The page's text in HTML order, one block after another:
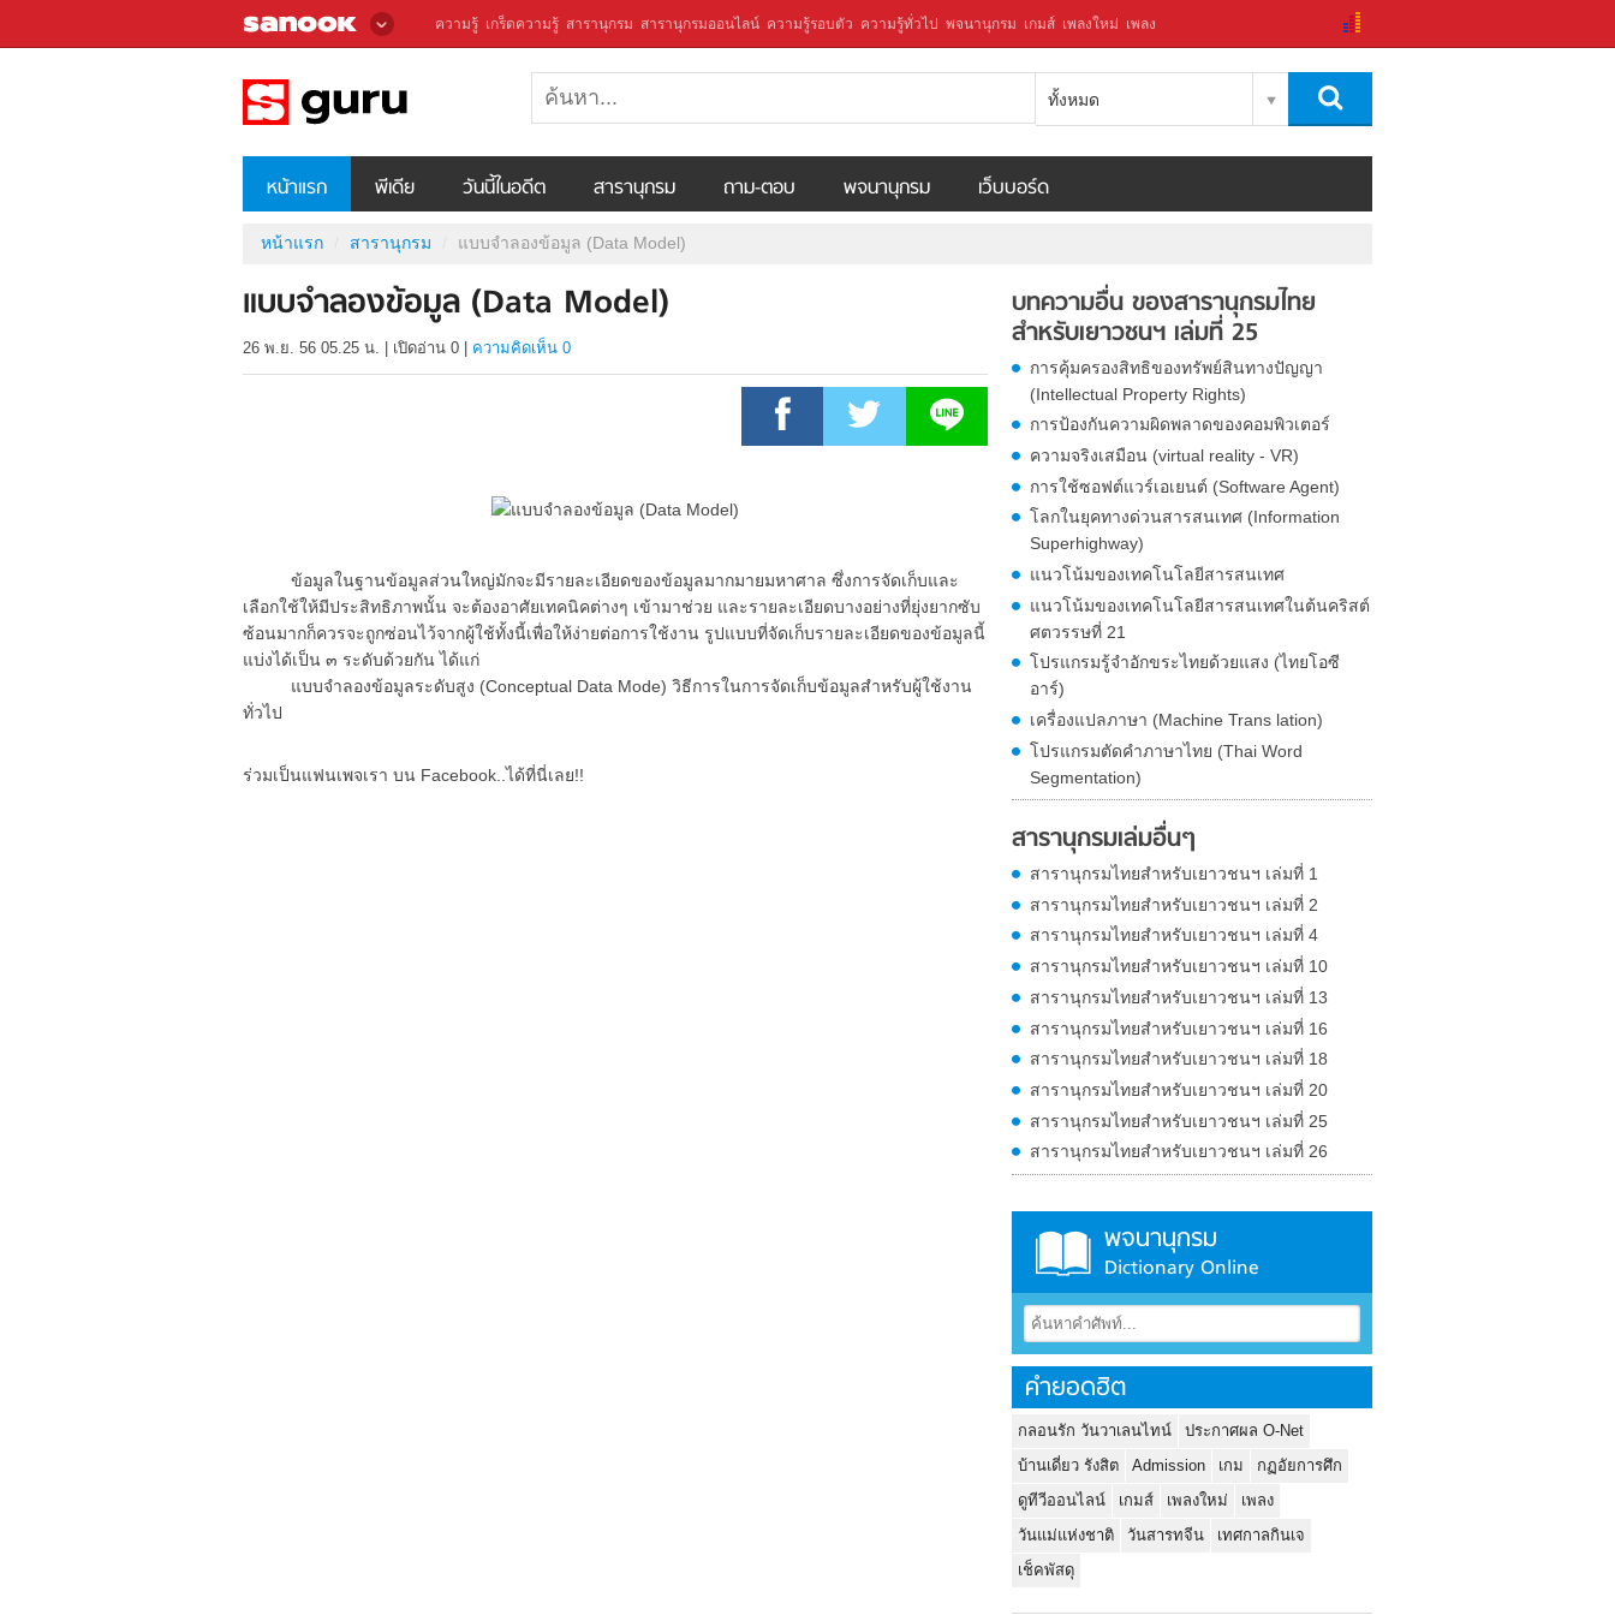
ความรู้ เกร็ดความรู้ สารานุกรม สารานุกรมออนไลน์ ความรู้รอบตัว ความรู้ทั่วไป พจนานุกรม เกมส์ เพลงใหม่ เพลง
ทั้งหมด
หน้าแรก พีเดีย วันนี้ในอดีต สารานุกรม ถาม-ตอบ พจนานุกรม เว็บบอร์ด
หน้าแรก สารานุกรม แบบจำลองข้อมูล (Data Model)
แบบจำลองข้อมูล (Data Model)
26 พ.ย. 56 05.25 น. เปิดอ่าน 0 ความคิดเห็น 0
ข้อมูลในฐานข้อมูลส่วนใหญ่มักจะมีรายละเอียดของข้อมูลมากมายมหาศาล ซึ่งการจัดเก็บและ
เลือกใช้ให้มีประสิทธิภาพนั้น จะต้องอาศัยเทคนิคต่างๆ เข้ามาช่วย และรายละเอียดบางอย่างที่ยุ่งยากซับ
ซ้อนมากก็ควรจะถูกซ่อนไว้จากผู้ใช้ทั้งนี้เพื่อให้ง่ายต่อการใช้งาน รูปแบบที่จัดเก็บรายละเอียดของข้อมูลนี้
แบ่งได้เป็น ๓ ระดับด้วยกัน ได้แก่
แบบจำลองข้อมูลระดับสูง (Conceptual Data Mode) วิธีการในการจัดเก็บข้อมูลสำหรับผู้ใช้งาน
ทั่วไป
ร่วมเป็นแฟนเพจเรา บน Facebook..ได้ที่นี่เลย!!
บทความอื่น ของสารานุกรมไทย
สำหรับเยาวชนฯ เล่มที่ 25
การคุ้มครองสิทธิของทรัพย์สินทางปัญญา
(Intellectual Property Rights)
การป้องกันความผิดพลาดของคอมพิวเตอร์
ความจริงเสมือน (virtual reality - VR)
การใช้ซอฟต์แวร์เอเยนต์ (Software Agent)
โลกในยุคทางด่วนสารสนเทศ (Information
Superhighway)
แนวโน้มของเทคโนโลยีสารสนเทศ
แนวโน้มของเทคโนโลยีสารสนเทศในต้นคริสต์
ศตวรรษที่ 21
โปรแกรมรู้จำอักขระไทยด้วยแสง (ไทยโอซี
อาร์)
เครื่องแปลภาษา (Machine Trans lation)
โปรแกรมตัดคำภาษาไทย (Thai Word
Segmentation)
สารานุกรมเล่มอื่นๆ
สารานุกรมไทยสำหรับเยาวชนฯ เล่มที่ 1
สารานุกรมไทยสำหรับเยาวชนฯ เล่มที่ 2
สารานุกรมไทยสำหรับเยาวชนฯ เล่มที่ 4
สารานุกรมไทยสำหรับเยาวชนฯ เล่มที่ 10
สารานุกรมไทยสำหรับเยาวชนฯ เล่มที่ 13
สารานุกรมไทยสำหรับเยาวชนฯ เล่มที่ 16
สารานุกรมไทยสำหรับเยาวชนฯ เล่มที่ 18
สารานุกรมไทยสำหรับเยาวชนฯ เล่มที่ 20
สารานุกรมไทยสำหรับเยาวชนฯ เล่มที่ 25
สารานุกรมไทยสำหรับเยาวชนฯ เล่มที่ 26
พจนานุกรม
Dictionary Online
คำยอดฮิต
กลอนรัก วันวาเลนไทน์
ประกาศผล O-Net
บ้านเดี่ยว รังสิต
Admission เกม
กฏอัยการศึก
ดูทีวีออนไลน์
เกมส์ เพลงใหม่
เพลง
วันแม่แห่งชาติ
วันสารทจีน
เทศกาลกินเจ
เช็คพัสดุ